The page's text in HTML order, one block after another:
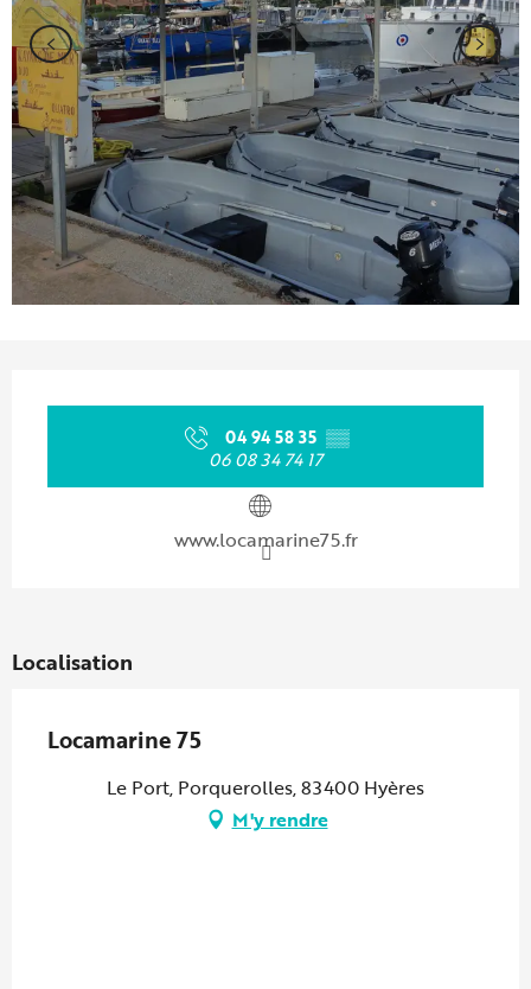
04 94 58 35 ▒▒
06 08 34 74 17
www.locamarine75.fr
Localisation
Locamarine 75
Le Port, Porquerolles, 83400 Hyères
M'y rendre